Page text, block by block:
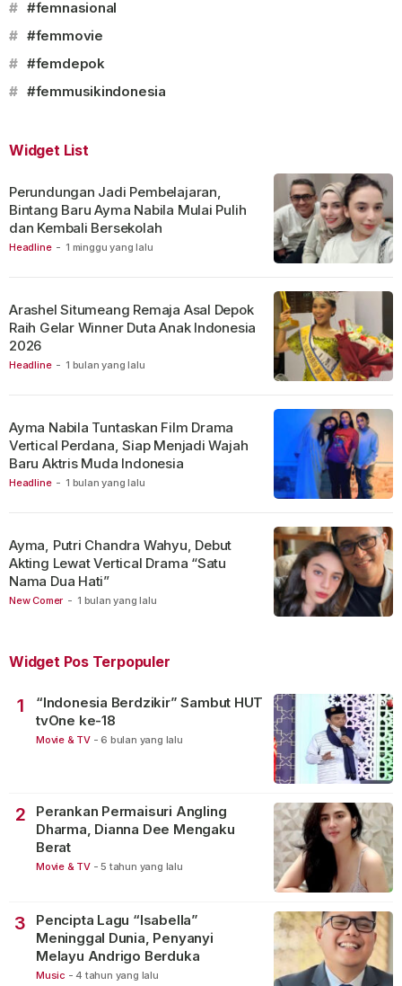
# #femnasional
# #femmovie
# #femdepok
# #femmusikindonesia
Widget List
Headline - 1 minggu yang lalu
Perundungan Jadi Pembelajaran,
Bintang Baru Ayma Nabila Mulai Pulih
dan Kembali Bersekolah
Headline - 1 bulan yang lalu
Arashel Situmeang Remaja Asal Depok
Raih Gelar Winner Duta Anak Indonesia
2026
Headline - 1 bulan yang lalu
Ayma Nabila Tuntaskan Film Drama
Vertical Perdana, Siap Menjadi Wajah
Baru Aktris Muda Indonesia
New Comer - 1 bulan yang lalu
Ayma, Putri Chandra Wahyu, Debut
Akting Lewat Vertical Drama “Satu
Nama Dua Hati”
Widget Pos Terpopuler
1
“Indonesia Berdzikir” Sambut HUT
tvOne ke-18
Movie & TV - 6 bulan yang lalu
2
Perankan Permaisuri Angling
Dharma, Dianna Dee Mengaku
Berat
Movie & TV - 5 tahun yang lalu
3
Pencipta Lagu “Isabella”
Meninggal Dunia, Penyanyi
Melayu Andrigo Berduka
Music - 4 tahun yang lalu